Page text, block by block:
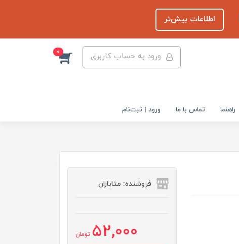
اطلاعات بیش‌تر
ورود به حساب کاربری 0
راهنما تماس با ما ورود | ثبت‌نام
فروشنده: متاباران
52,000 تومان